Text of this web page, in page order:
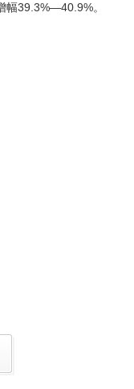
幅39.3%—40.9%。